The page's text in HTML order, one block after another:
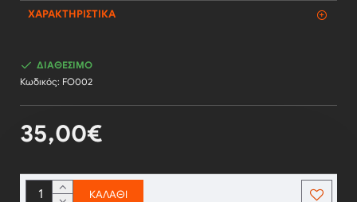
ΧΑΡΑΚΤΗΡΙΣΤΙΚΆ
35,00€
ΔΙΑΘΈΣΙΜΟ
Κωδικός: FO002
ΚΑΛΆΘΙ